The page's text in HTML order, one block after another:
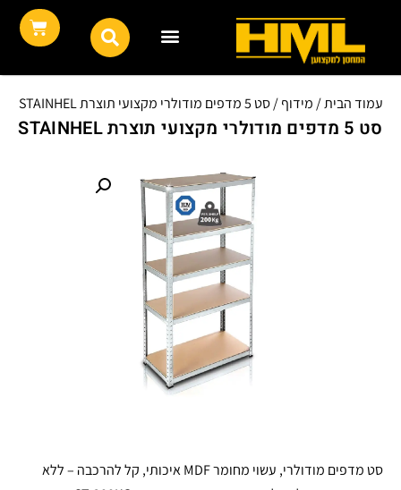
עמוד הבית/ מידוף/ סט 5 מדפים מודולרי מקצועי תוצרת STAINHEL
סט 5 מדפים מודולרי מקצועי תוצרת STAINHEL
סט מדפים מודולרי, עשוי מחומר MDF איכותי, קל להרכבה – ללא